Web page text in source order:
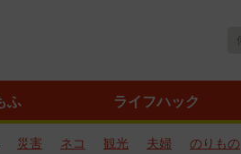
ふ ライフハック
災害 ネコ 観光 夫婦 のりもの